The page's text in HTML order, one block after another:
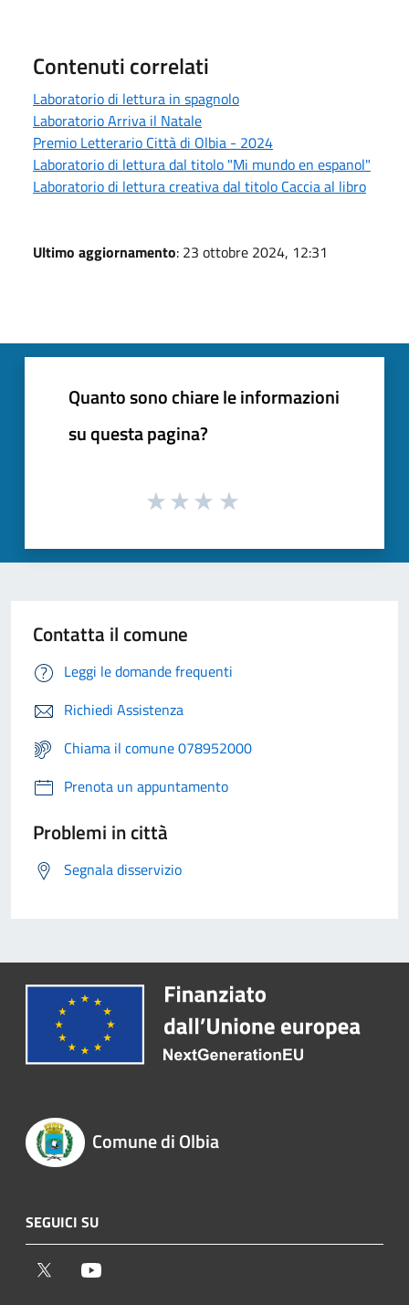
Contenuti correlati
Laboratorio di lettura in spagnolo
Laboratorio Arriva il Natale
Premio Letterario Città di Olbia - 2024
Laboratorio di lettura dal titolo "Mi mundo en espanol"
Laboratorio di lettura creativa dal titolo Caccia al libro
Ultimo aggiornamento: 23 ottobre 2024, 12:31
Quanto sono chiare le informazioni
su questa pagina?
Contatta il comune
Leggi le domande frequenti
Richiedi Assistenza
Chiama il comune 078952000
Prenota un appuntamento
Problemi in città
Segnala disservizio
Comune di Olbia
SEGUICI SU
Twitter